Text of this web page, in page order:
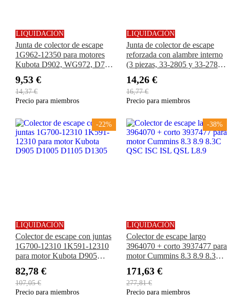
LIQUIDACIÓN
Junta de colector de escape
1G962-12350 para motores
Kubota D902, WG972, D722,
Tractores BX2380, BX23S,
BX2370, BX25, BX2230D y
BX2360.
9,53 €
14,37 €
Precio para miembros
LIQUIDACIÓN
Junta de colector de escape
reforzada con alambre interno
(3 piezas, 33-2805 y 33-2787)
X214, X426 y X430 para
refrigeración de transporte SL,
SB y SLX.
14,26 €
16,77 €
Precio para miembros
-22%
LIQUIDACIÓN
Colector de escape con juntas
1G700-12310 1K591-12310
para motor Kubota D905
82,78 €
107,05 €
Precio para miembros
-38%
LIQUIDACIÓN
Colector de escape largo
3964070 + corto 3937477 para
motor Cummins 8.3 8.9 8.3C
171,63 €
277,81 €
Precio para miembros